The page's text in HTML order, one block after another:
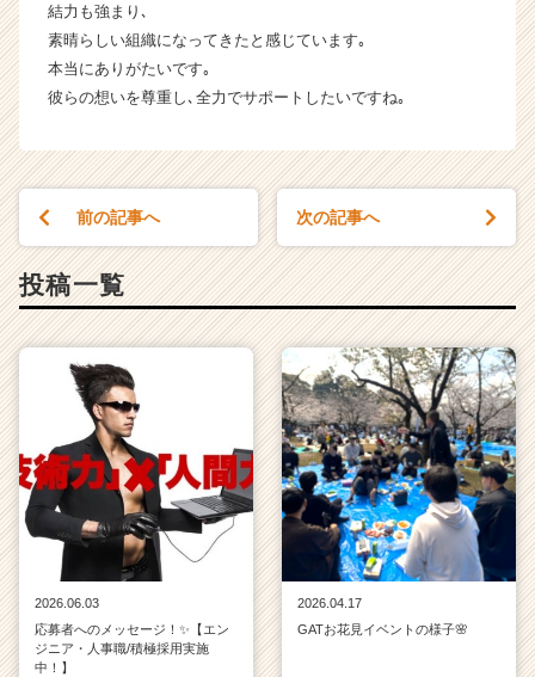
ベ
ン
チ
長
業
カ
く
就
活
サ
イ
チ
ア
結力も強まり､
素晴らしい組織になってきたと感じています｡
本当にありがたいです｡
彼らの想いを尊重し､全力でサポートしたいですね｡
前の記事へ 次の記事へ
投稿一覧
2026.06.03
応募者へのメッセージ！✨【エン
ジニア・人事職/積極採用実施
中！】
2026.04.17
GATお花見イベントの様子🌸